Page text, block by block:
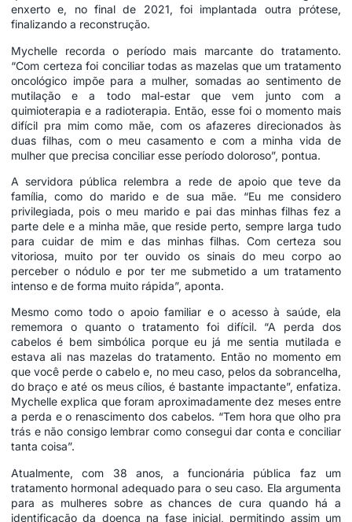
enxerto e, no final de 2021, foi implantada outra prótese,
finalizando a reconstrução.
Mychelle recorda o período mais marcante do tratamento.
“Com certeza foi conciliar todas as mazelas que um tratamento
oncológico impõe para a mulher, somadas ao sentimento de
mutilação e a todo mal-estar que vem junto com a
quimioterapia e a radioterapia. Então, esse foi o momento mais
difícil pra mim como mãe, com os afazeres direcionados às
duas filhas, com o meu casamento e com a minha vida de
mulher que precisa conciliar esse período doloroso”, pontua.
A servidora pública relembra a rede de apoio que teve da
família, como do marido e de sua mãe. “Eu me considero
privilegiada, pois o meu marido e pai das minhas filhas fez a
parte dele e a minha mãe, que reside perto, sempre larga tudo
para cuidar de mim e das minhas filhas. Com certeza sou
vitoriosa, muito por ter ouvido os sinais do meu corpo ao
perceber o nódulo e por ter me submetido a um tratamento
intenso e de forma muito rápida”, aponta.
Mesmo como todo o apoio familiar e o acesso à saúde, ela
rememora o quanto o tratamento foi difícil. “A perda dos
cabelos é bem simbólica porque eu já me sentia mutilada e
estava ali nas mazelas do tratamento. Então no momento em
que você perde o cabelo e, no meu caso, pelos da sobrancelha,
do braço e até os meus cílios, é bastante impactante”, enfatiza.
Mychelle explica que foram aproximadamente dez meses entre
a perda e o renascimento dos cabelos. “Tem hora que olho pra
trás e não consigo lembrar como consegui dar conta e conciliar
tanta coisa”.
Atualmente, com 38 anos, a funcionária pública faz um
tratamento hormonal adequado para o seu caso. Ela argumenta
para as mulheres sobre as chances de cura quando há a
identificação da doença na fase inicial, permitindo assim um